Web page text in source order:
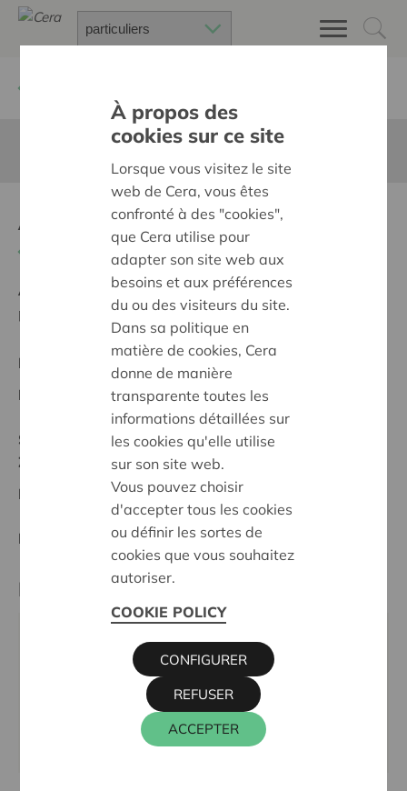
Aankoop van pupiters
Ambition:
Des quartiers chaleureux et bienveillants
pour tous
Projet régional
Date de début:09/10/2025
Statut:
Zuid-Limburg
Date de décision:09/10/2025
Décision: Approuvé
Partenaire
Harmonie KNA Gors-Opleeuw, MELLENSTRAAT 52 C,
3840 TONGEREN-BORGLOON
012 67 24 67
kh.kna.gorsopleeuw@gmail.com
https://www.harmoniegorsopleeuw.be/
À propos des
cookies sur ce site
Lorsque vous visitez le site
web de Cera, vous êtes
confronté à des "cookies",
que Cera utilise pour
adapter son site web aux
besoins et aux préférences
du ou des visiteurs du site.
Dans sa politique en
matière de cookies, Cera
donne de manière
transparente toutes les
informations détaillées sur
les cookies qu'elle utilise
sur son site web.
Vous pouvez choisir
d'accepter tous les cookies
ou définir les sortes de
cookies que vous souhaitez
autoriser.
COOKIE POLICY
ACCEPTER
REFUSER
CONFIGURER